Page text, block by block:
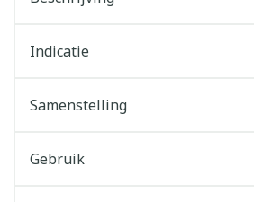
Indicatie
Samenstelling
Gebruik